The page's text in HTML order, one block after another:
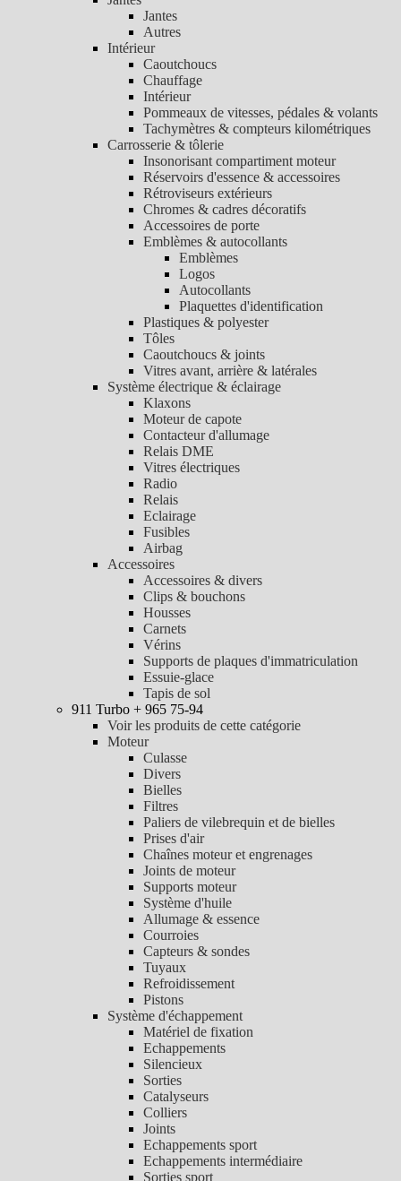
Jantes
Autres
Intérieur
Caoutchoucs
Chauffage
Intérieur
Pommeaux de vitesses, pédales & volants
Tachymètres & compteurs kilométriques
Carrosserie & tôlerie
Insonorisant compartiment moteur
Réservoirs d'essence & accessoires
Rétroviseurs extérieurs
Chromes & cadres décoratifs
Accessoires de porte
Emblèmes & autocollants
Emblèmes
Logos
Autocollants
Plaquettes d'identification
Plastiques & polyester
Tôles
Caoutchoucs & joints
Vitres avant, arrière & latérales
Système électrique & éclairage
Klaxons
Moteur de capote
Contacteur d'allumage
Relais DME
Vitres électriques
Radio
Relais
Eclairage
Fusibles
Airbag
Accessoires
Accessoires & divers
Clips & bouchons
Housses
Carnets
Vérins
Supports de plaques d'immatriculation
Essuie-glace
Tapis de sol
911 Turbo + 965 75-94
Voir les produits de cette catégorie
Moteur
Culasse
Divers
Bielles
Filtres
Paliers de vilebrequin et de bielles
Prises d'air
Chaînes moteur et engrenages
Joints de moteur
Supports moteur
Système d'huile
Allumage & essence
Courroies
Capteurs & sondes
Tuyaux
Refroidissement
Pistons
Système d'échappement
Matériel de fixation
Echappements
Silencieux
Sorties
Catalyseurs
Colliers
Joints
Echappements sport
Echappements intermédiaire
Sorties sport